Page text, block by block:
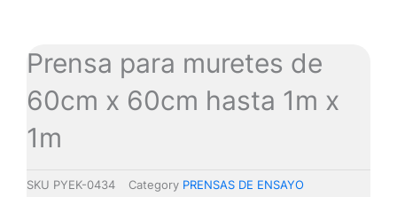
Prensa para muretes de
60cm x 60cm hasta 1m x
1m
SKU PYEK-0434 Category PRENSAS DE ENSAYO